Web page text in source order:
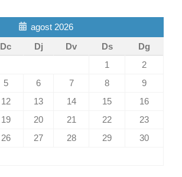
agost 2026
Dc Dj Dv Ds
Dg
1
2
5 6 7 8
9
12 13 14 15
16
19 20 21 22
23
26 27 28 29
30